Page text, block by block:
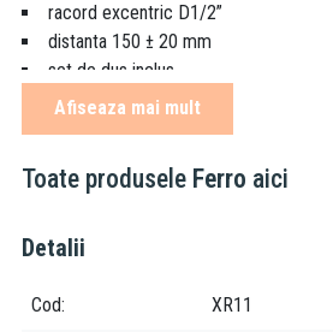
racord excentric D1/2”
distanta 150 ± 20 mm
set de dus inclus
para de dus cu 1 functie: ploaie
Afiseaza mai mult
Toate produsele Ferro aici
Detalii
Cod XR11